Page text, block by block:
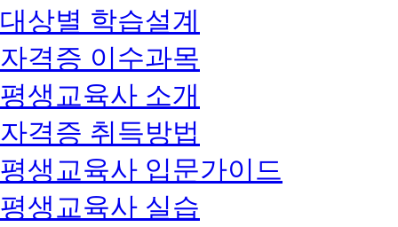
대상별 학습설계
자격증 이수과목
평생교육사 소개
자격증 취득방법
평생교육사 입문가이드
평생교육사 실습